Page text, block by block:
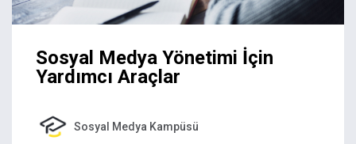
Sosyal Medya Yönetimi İçin
Yardımcı Araçlar
Sosyal Medya Kampüsü